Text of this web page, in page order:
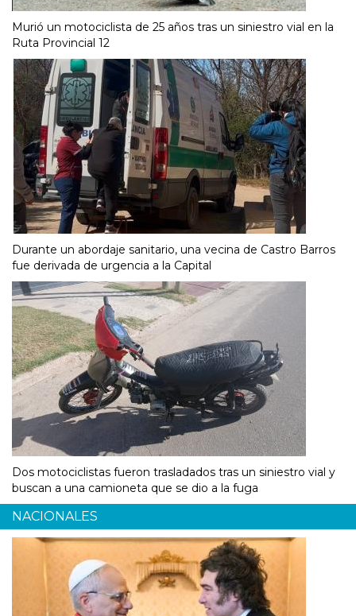
Murió un motociclista de 25 años tras un siniestro vial en la
Ruta Provincial 12
Durante un abordaje sanitario, una vecina de Castro Barros
fue derivada de urgencia a la Capital
Dos motociclistas fueron trasladados tras un siniestro vial y
buscan a una camioneta que se dio a la fuga
NACIONALES